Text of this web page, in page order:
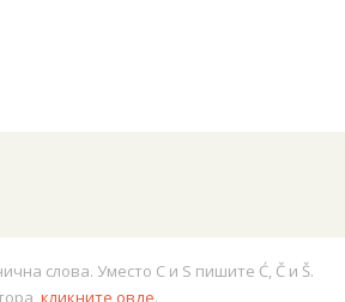
слова. Уместо C и S пишите Ć, Č и Š.
кликните овде.